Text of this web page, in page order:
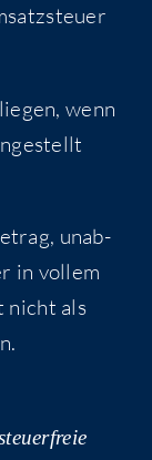
wenn
unab­
in vol­lem
nicht als